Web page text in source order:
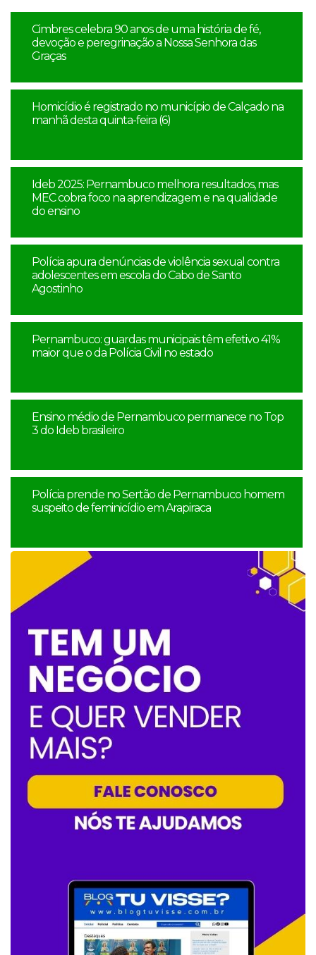
Cimbres celebra 90 anos de uma história de fé,
devoção e peregrinação a Nossa Senhora das
Graças
Homicídio é registrado no município de Calçado na
manhã desta quinta-feira (6)
Ideb 2025: Pernambuco melhora resultados, mas
MEC cobra foco na aprendizagem e na qualidade
do ensino
Polícia apura denúncias de violência sexual contra
adolescentes em escola do Cabo de Santo
Agostinho
Pernambuco: guardas municipais têm efetivo 41%
maior que o da Polícia Civil no estado
Ensino médio de Pernambuco permanece no Top
3 do Ideb brasileiro
Polícia prende no Sertão de Pernambuco homem
suspeito de feminicídio em Arapiraca